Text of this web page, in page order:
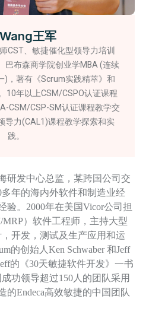
王军
CST、敏捷催化型领导力培训
巴布森商学院创业学MBA (连续
)，著有《Scrum实践精萃》和
10年以上CSM/CSPO认证课程
CSM/CSP-SM认证课程教学交
导力(CAL1)课程教学探索和实
践。
研发中心总监，某跨国公司交
年的海内外软件和制造业经
验。2000年在美国Vicor公司担
）软件工程师，主持大型
开发，测试及生产应用和运
的创始人Ken Schwaber 和Jeff
的《30天敏捷软件开发》一书
功领导超过150人的团队采用
的Endeca高效敏捷的中国团队